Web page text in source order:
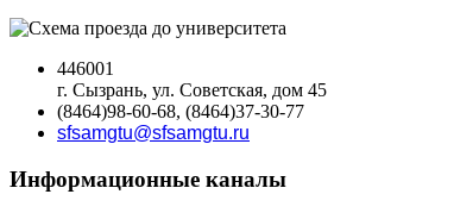
446001
г. Сызрань, ул. Советская, дом 45
(8464)98-60-68, (8464)37-30-77
sfsamgtu@sfsamgtu.ru
Информационные каналы